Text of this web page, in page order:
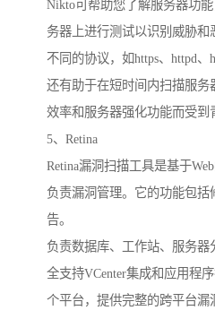
Nikto可帮助您了解服务器功
务器上进行测试以识别威胁
不同的协议，如https、httpd、
还有助于在短时间内扫描服
效率和服务器强化功能而受到
5、Retina
Retina漏洞扫描工具是基于
负责漏洞管理。它的功能包
告。
负责数据库、工作站、服务器
全支持VCenter集成和应用程
个平台，提供完整的跨平台漏